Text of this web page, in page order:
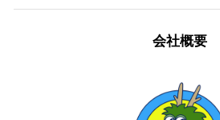
会社概要